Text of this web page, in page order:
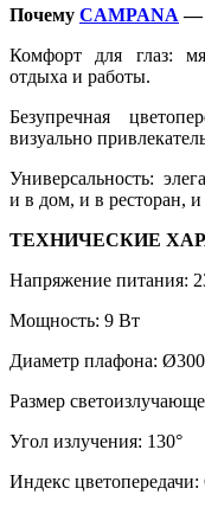
Почему CAMPANA —
Комфорт для глаз:
отдыха и работы.
Безупречная
визуально
Универсальность:
и в дом, и в ресторан,
ТЕХНИЧЕСКИЕ
Напряжение питания:
Мощность: 9 Вт
Диаметр плафона:
Размер
Угол излучения: 130°
Индекс